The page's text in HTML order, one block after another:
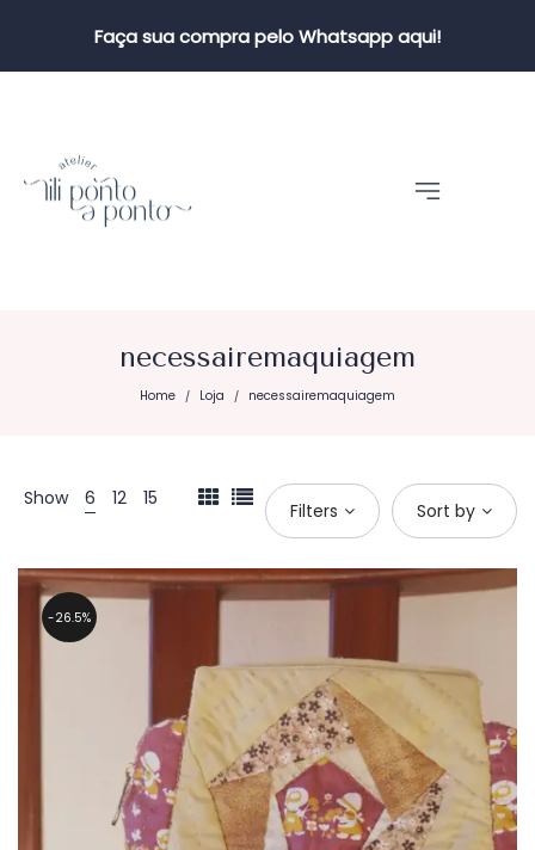
Faça sua compra pelo Whatsapp aqui!
necessairemaquiagem
Home / Loja / necessairemaquiagem
Show 6 12 15
Filters Sort by
26.5%